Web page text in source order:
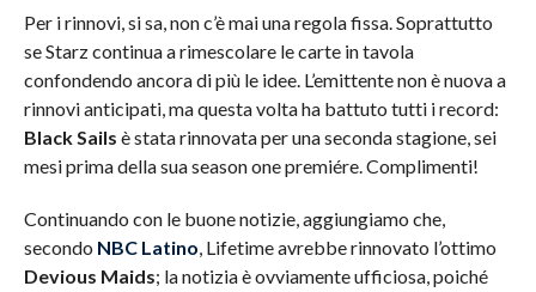
Per i rinnovi, si sa, non c’è mai una regola fissa. Soprattutto
se Starz continua a rimescolare le carte in tavola
confondendo ancora di più le idee. L’emittente non è nuova a
rinnovi anticipati, ma questa volta ha battuto tutti i record:
Black Sails è stata rinnovata per una seconda stagione, sei
mesi prima della sua season one premiére. Complimenti!
Continuando con le buone notizie, aggiungiamo che,
secondo NBC Latino, Lifetime avrebbe rinnovato l’ottimo
Devious Maids; la notizia è ovviamente ufficiosa, poiché